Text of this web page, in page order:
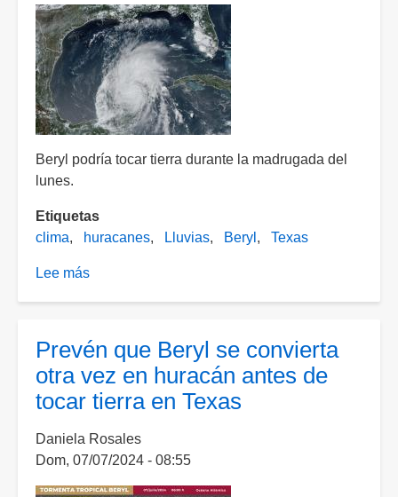
de
"Beryl"
en
Texas
Beryl podría tocar tierra durante la madrugada del
lunes.
Etiquetas
clima
huracanes Lluvias Beryl Texas
Lee más
Texas
ante
el
impacto
Beryl
Prevén que Beryl se convierta
otra vez en huracán antes de
tocar tierra en Texas
Daniela Rosales
Dom, 07/07/2024 - 08:55